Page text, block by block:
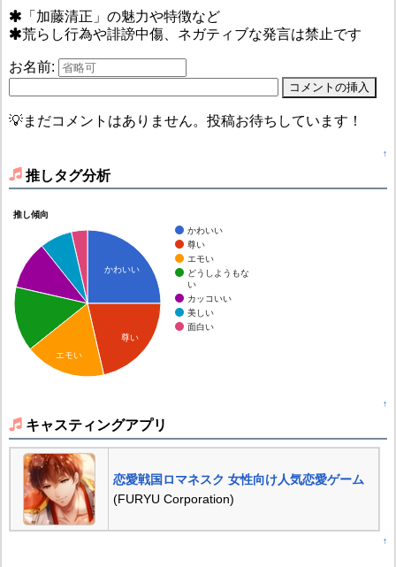
「加藤清正」の魅力や特徴など
荒らし行為や誹謗中傷、ネガティブな発言は禁止です
お名前:
💡まだコメントはありません。投稿お待ちしています！
↑
推しタグ分析
推し傾向
かわいい
尊い
エモい
どうしようもな
い
カッコいい
美しい
面白い
かわいい
尊い
エモい
↑
キャスティングアプリ
恋愛戦国ロマネスク 女性向け人気恋愛ゲーム
(FURYU Corporation)
↑